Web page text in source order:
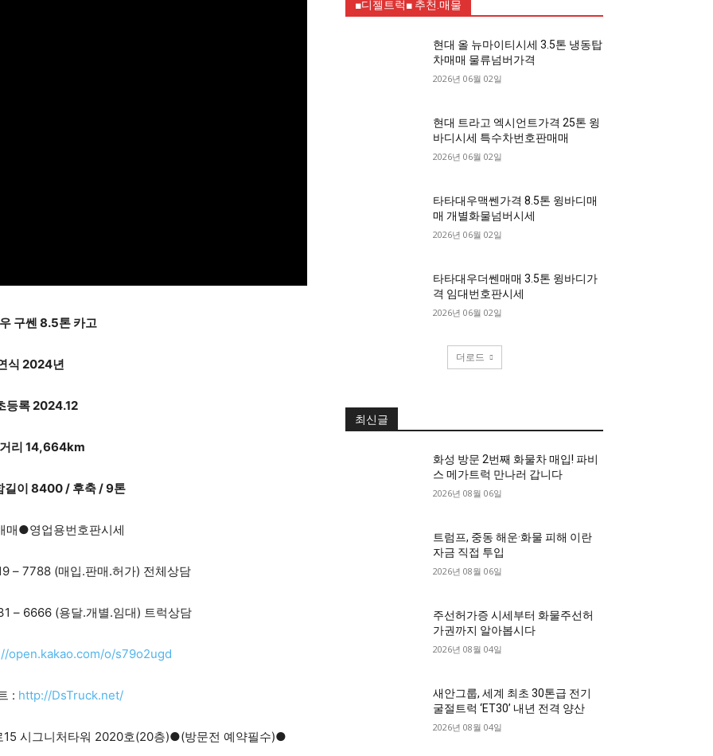
구쎈 8.5톤 카고
식 2024년
등록 2024.12
리 14,664km
길이 8400 / 후축 / 9톤
매●영업용번호판시세
– 7788 (매입.판매.허가) 전체상담
– 6666 (용달.개별.임대) 트럭상담
open.kakao.com/o/s79o2ugd
: http://DsTruck.net/
시그니처타워 2020호(20층)●(방문전 예약필수)●
■디젤트럭■ 추천.매물
현대 올 뉴마이티시세 3.5톤 냉동탑
차매매 물류넘버가격
2026년 06월 02일
현대 트라고 엑시언트가격 25톤 윙
바디시세 특수차번호판매매
2026년 06월 02일
타타대우맥쎈가격 8.5톤 윙바디매
매 개별화물넘버시세
2026년 06월 02일
타타대우더쎈매매 3.5톤 윙바디가
격 임대번호판시세
2026년 06월 02일
더로드
최신글
화성 방문 2번째 화물차 매입! 파비
스 메가트럭 만나러 갑니다
2026년 08월 06일
트럼프, 중동 해운·화물 피해 이란
자금 직접 투입
2026년 08월 06일
주선허가증 시세부터 화물주선허
가권까지 알아봅시다
2026년 08월 04일
새안그룹, 세계 최초 30톤급 전기
굴절트럭 ‘ET30’ 내년 전격 양산
2026년 08월 04일